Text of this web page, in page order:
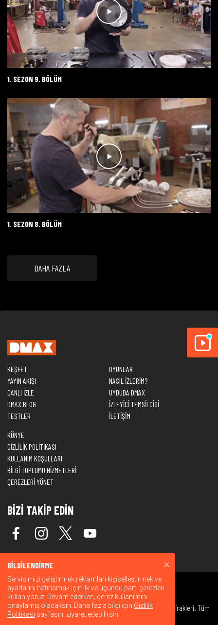
1. SEZON 9. BÖLÜM
1. SEZON 8. BÖLÜM
DAHA FAZLA
KEŞFET
YAYIN AKIŞI
CANLI İZLE
DMAX BLOG
TESTLER
OYUNLAR
NASIL İZLERİM?
UYDUDA DMAX
İZLEYİCİ TEMSİLCİSİ
İLETİŞİM
KÜNYE
GİZLİLİK POLİTİKASI
KULLANIM KOŞULLARI
BİLGİ TOPLUMU HİZMETLERİ
ÇEREZLERİ YÖNET
BİZİ TAKİP EDİN
© 2026 Warner Bros. Discovery, Inc. veya bağlı kuruluşları ve iştirakleri. Tüm
hakları saklıdır.
BİLGİLENDİRME
Servisimizi geliştirmek,reklamları kişiselleştirmek ve
ayarlarını hatırlamak için ilk ve üçüncü parti çerezleri
kullanıyoruz. Devam ederken, çerez kullanımını
onaylamış olacaksın. Daha fazla bilgi için Gizlilik
Politikası sayfasını ziyaret edebilirsin.